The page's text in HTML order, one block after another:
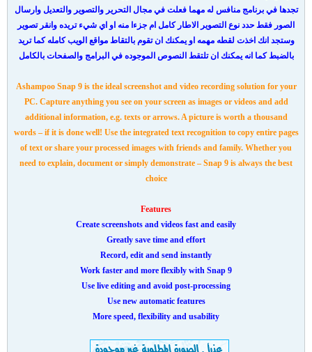
تجدها في برنامج منافس له مهما فعلت في مجال التحرير والتصوير والتعديل وارسال
الصور فقط حدد نوع التصوير الاطار كامل ام جزءا منه او اي شيء تريده وانقر تصوير
وستجد انك اخذت لقطه مهمه او يمكنك ان تقوم بالتقاط مواقع الويب كامله كما تريد
بالضبط كما انه يمكنك ان تلتقط النصوص الموجوده في البرامج والصفحات بالكامل
Ashampoo Snap 9 is the ideal screenshot and video recording solution for your
PC. Capture anything you see on your screen as images or videos and add
additional information, e.g. texts or arrows. A picture is worth a thousand
words – if it is done well! Use the integrated text recognition to copy entire pages
of text or share your processed images with friends and family. Whether you
need to explain, document or simply demonstrate – Snap 9 is always the best
choice
Features
Create screenshots and videos fast and easily
Greatly save time and effort
Record, edit and send instantly
Work faster and more flexibly with Snap 9
Use live editing and avoid post-processing
Use new automatic features
More speed, flexibility and usability